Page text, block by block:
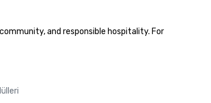
and responsible hospitality. For